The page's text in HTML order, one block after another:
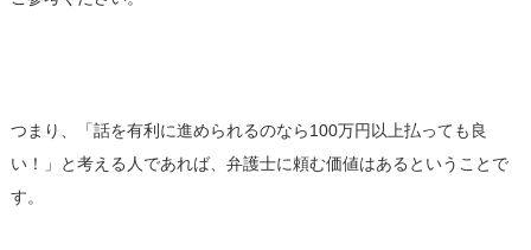
つまり、「話を有利に進められるのなら100万円以上払っても良
い！」と考える人であれば、弁護士に頼む価値はあるということで
す。